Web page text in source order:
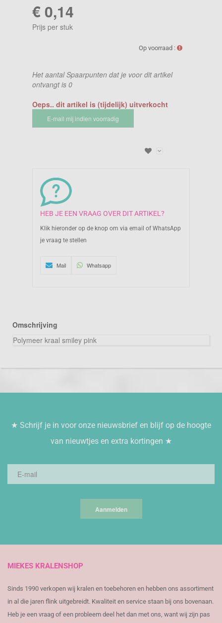
€ 0,14
Prijs per stuk
Op voorraad :
Het aantal Spaarpunten dat je voor dit artikel
ontvangt is 0
Oeps.. dit artikel is (tijdelijk) uitverkocht
E-mail mij indien voorradig
HEB JE EEN VRAAG OVER DIT ARTIKEL?
Klik hieronder op de knop om via email of WhatsApp
je vraag te stellen
Mail Whatsapp
Omschrijving
Polymeer kraal smiley pink
★ Schrijf je in voor onze nieuwsbrief en blijf op de hoogte
van nieuwtjes en extra kortingen ★
Aanmelden
MIEKES KRALENSHOP
Sinds 1990 verkopen wij kralen en toebehoren en hebben ons assortiment
in al die jaren flink uitgebreidt. Kwaliteit en service staan bij ons bovenaan.
Heb je een vraag of een probleem deel het dan met ons, want wij zijn pas